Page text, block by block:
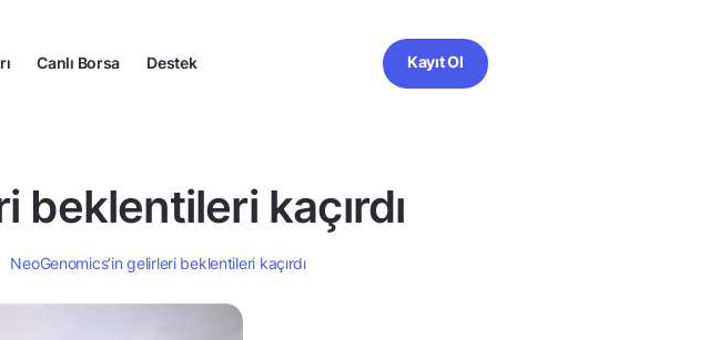
Canlı Borsa Destek Kayıt Ol
beklentileri kaçırdı
NeoGenomics’in gelirleri beklentileri kaçırdı